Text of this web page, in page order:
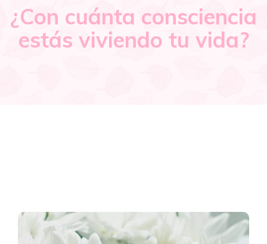
¿Con cuánta consciencia
estás viviendo tu vida?